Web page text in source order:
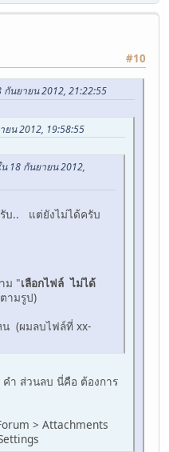
#10
กันยายน 2012, 21:22:55
ยน 2012, 19:58:55
18 กันยายน 2012,
บ.. แต่ยังไม่ได้ครับ
ม "เลือกไฟล์ ไม่ได้
ามรูป)
น (ผมลบไฟล์ที่ xx-
ำ ส่วนลบ นี่คือ ต้องการ
> Attachments